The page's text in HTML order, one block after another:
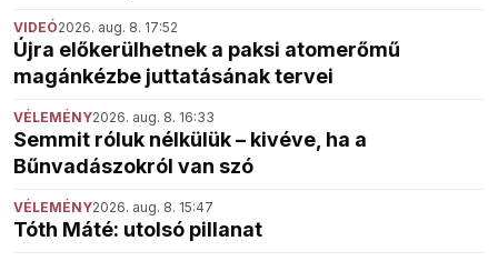
VIDEÓ2026. aug. 8. 17:52
Újra előkerülhetnek a paksi atomerőmű
magánkézbe juttatásának tervei
VÉLEMÉNY2026. aug. 8. 16:33
Semmit róluk nélkülük – kivéve, ha a
Bűnvadászokról van szó
VÉLEMÉNY2026. aug. 8. 15:47
Tóth Máté: utolsó pillanat